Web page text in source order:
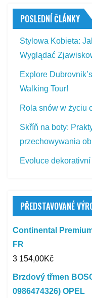
POSLEDNÍ ČLÁNKY
Stylowa Kobieta:
Wyglądać
Explore
Walking Tour!
Rola snów w życiu
Skříň na boty:
przechowywania
Evoluce
PŘEDSTAVOVANÉ
Continental
FR
3 154,00Kč
Brzdový třmen
0986474326) OPEL